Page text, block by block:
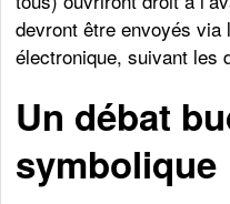
devront être envoyés via
électronique, suivant les
Un débat
symbolique